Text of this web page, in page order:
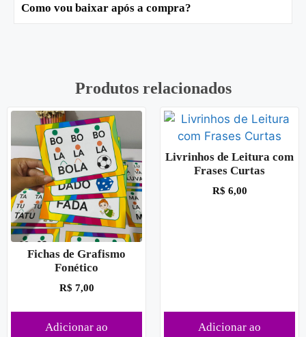
Como vou baixar após a compra?
Produtos relacionados
Fichas de Grafismo
Fonético
R$ 7,00
Adicionar ao
Livrinhos de Leitura com
Frases Curtas
R$ 6,00
Adicionar ao